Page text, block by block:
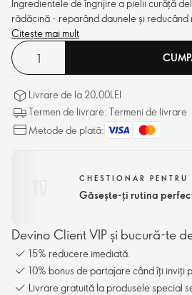
Ingredientele de îngrijire a pielii curăță
rădăcină - reparând daunele și reducând
Citește mai mult
Livrare de la 20,00LEI
Termen de livrare: Termeni de livrare
Metode de plată:
CHESTIONAR PENTRU
Găsește-ți rutina
Devino Client VIP și bucură-te
15% reducere imediată.
10% bonus de partajare când îți inviți
Livrare gratuită la produsele special